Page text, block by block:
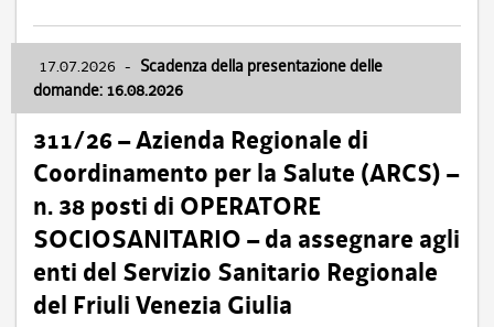
17.07.2026 - Scadenza della presentazione delle
domande: 16.08.2026
311/26 – Azienda Regionale di
Coordinamento per la Salute (ARCS) –
n. 38 posti di OPERATORE
SOCIOSANITARIO – da assegnare agli
enti del Servizio Sanitario Regionale
del Friuli Venezia Giulia